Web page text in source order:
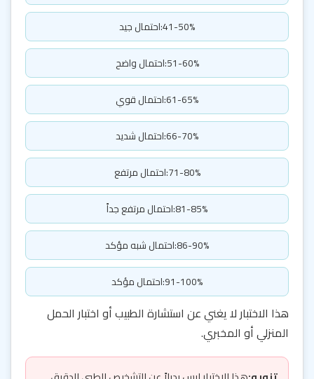
41-50%:احتمال جيد
51-60%:احتمال واضح
61-65%:احتمال قوي
66-70%:احتمال شديد
71-80%:احتمال مرتفع
81-85%:احتمال مرتفع جداً
86-90%:احتمال شبه مؤكد
91-100%:احتمال مؤكد
هذا الاختبار لا يغني عن استشارة الطبيب أو اختبار الحمل
المنزلي أو المخبري.